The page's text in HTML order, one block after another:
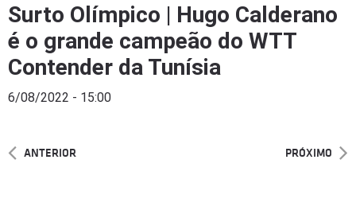
Surto Olímpico | Hugo Calderano
é o grande campeão do WTT
Contender da Tunísia
6/08/2022 - 15:00
ANTERIOR PRÓXIMO